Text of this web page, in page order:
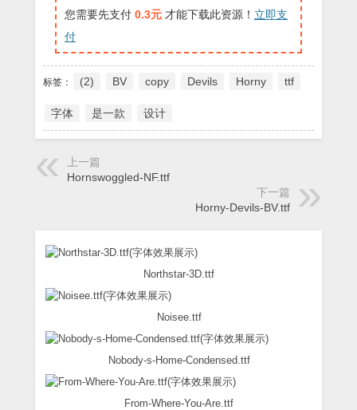
您需要先支付 0.3元 才能下载此资源！ 立即支
付
标签： (2) BV copy Devils Horny ttf
字体 是一款 设计
上一篇
Hornswoggled-NF.ttf
下一篇
Horny-Devils-BV.ttf
Northstar-3D.ttf
Noisee.ttf
Nobody-s-Home-Condensed.ttf
From-Where-You-Are.ttf